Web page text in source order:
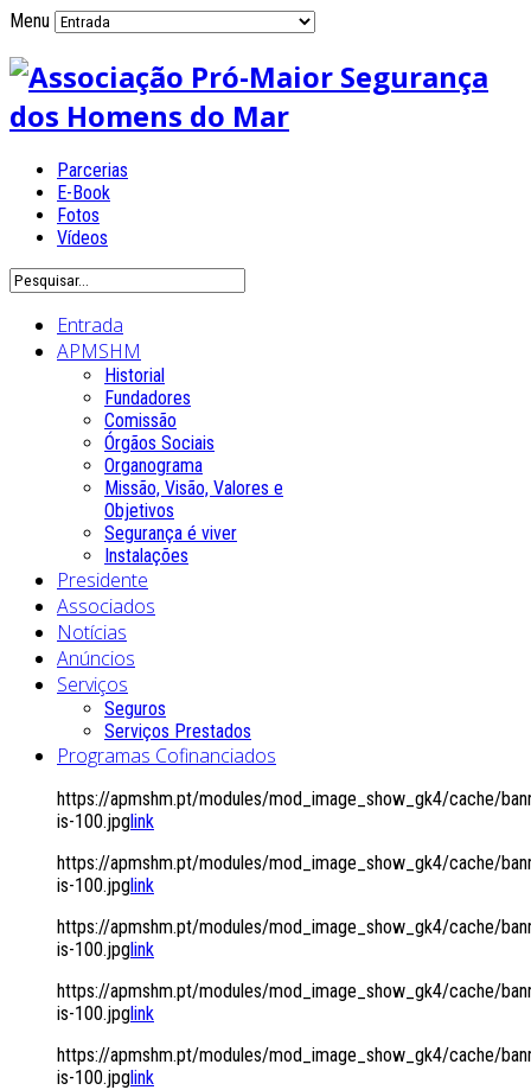
Menu
Parcerias
E-Book
Fotos
Vídeos
Entrada
APMSHM
Historial
Fundadores
Comissão
Órgãos Sociais
Organograma
Missão, Visão, Valores e
Objetivos
Segurança é viver
Instalações
Presidente
Associados
Notícias
Anúncios
Serviços
Seguros
Serviços Prestados
Programas Cofinanciados
https://apmshm.pt/modules/mod_image_show_gk4/cache/
is-100.jpglink
https://apmshm.pt/modules/mod_image_show_gk4/cache/
is-100.jpglink
https://apmshm.pt/modules/mod_image_show_gk4/cache/
is-100.jpglink
https://apmshm.pt/modules/mod_image_show_gk4/cache/
is-100.jpglink
https://apmshm.pt/modules/mod_image_show_gk4/cache/
is-100.jpglink